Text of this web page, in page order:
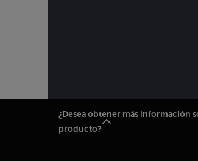
¿Desea obtener más información
producto?